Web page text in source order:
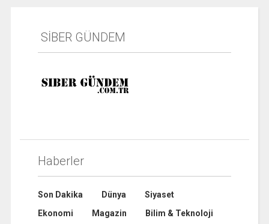
SİBER GÜNDEM
Haberler
Son Dakika Dünya
Siyaset
Ekonomi
Magazin
Bilim & Teknoloji